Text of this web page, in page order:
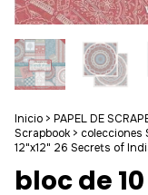
Inicio > PAPEL DE
Scrapbook > colecciones
12"x12" 26 Secrets of
bloc de